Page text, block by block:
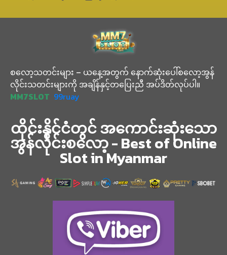
စလော့သတင်းများ – ယနေ့အတွက် နောက်ဆုံးပေါ်စလော့အွန်
လိုင်းသတင်းများကို အချိန်နှင့်တပြေးညီ အပ်ဒိတ်လုပ်ပါ။
MM7SLOT 99ruay
ထိုင်းနိုင်ငံတွင် အကောင်းဆုံးသော
အွန်လိုင်းစလော့ - Best of Online
Slot in Myanmar